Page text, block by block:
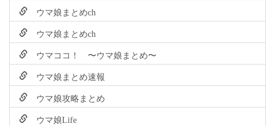
ウマ娘まとめch
ウマ娘まとめch
ウマココ！ 〜ウマ娘まとめ〜
ウマ娘まとめ速報
ウマ娘攻略まとめ
ウマ娘Life